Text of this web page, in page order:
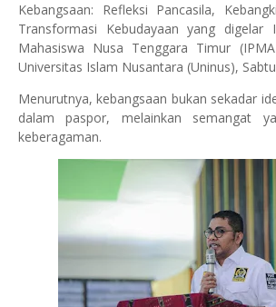
Kebangsaan: Refleksi Pancasila,
Transformasi Kebudayaan yang digelar
Mahasiswa Nusa Tenggara Timur
Universitas Islam Nusantara (Uninus),
Menurutnya, kebangsaan bukan sekadar
dalam paspor, melainkan semangat
keberagaman.